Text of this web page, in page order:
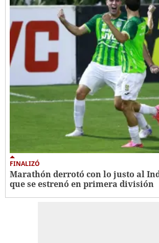
FINALIZÓ
Marathón derrotó con lo justo al
que se estrenó en primera división